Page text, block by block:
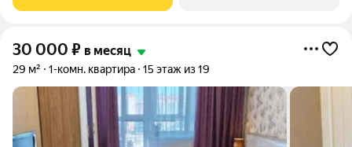
30 000 ₽ в месяц
29 м² 1-комн. квартира 15 этаж из 19